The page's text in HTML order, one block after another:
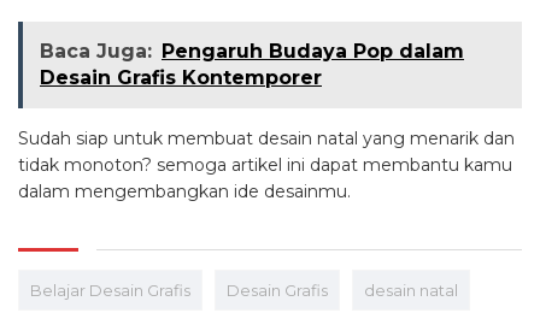
Baca Juga: Pengaruh Budaya Pop dalam
Desain Grafis Kontemporer
Sudah siap untuk membuat desain natal yang menarik dan
tidak monoton? semoga artikel ini dapat membantu kamu
dalam mengembangkan ide desainmu.
Belajar Desain Grafis Desain Grafis desain natal